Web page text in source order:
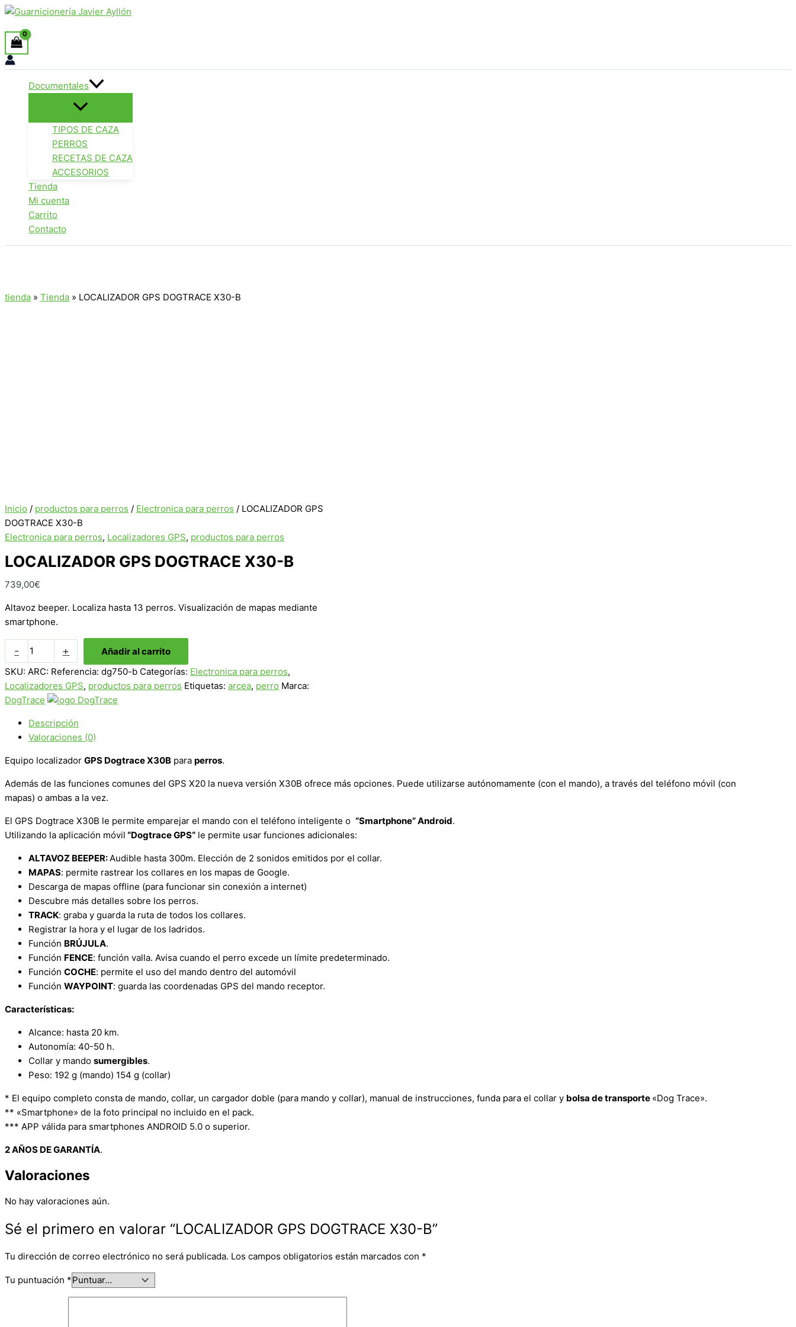
Ir
contenido
Documentales
TIPOS DE CAZA
PERROS
RECETAS DE CAZA
ACCESORIOS
Tienda
Mi cuenta
Carrito
Contacto
tienda » Tienda » LOCALIZADOR GPS DOGTRACE X30-B
Inicio / productos para perros / Electronica para perros / LOCALIZADOR GPS
DOGTRACE X30-B
Electronica para perros, Localizadores GPS, productos para perros
LOCALIZADOR GPS DOGTRACE X30-B
739,00€
Altavoz beeper. Localiza hasta 13 perros. Visualización de mapas mediante
smartphone.
-
LOCALIZADOR
GPS
DOGTRACE
X30-
B
+
Añadir al carrito
SKU: ARC: Referencia: dg750-b Categorías: Electronica para perros,
Localizadores GPS, productos para perros Etiquetas: arcea, perro Marca:
DogTrace
Descripción
Valoraciones (0)
Equipo localizador GPS Dogtrace X30B para perros.
Además de las funciones comunes del GPS X20 la nueva versión X30B ofrece más opciones. Puede utilizarse autónomamente (con el mando), a través del teléfono móvil (con
mapas) o ambas a la vez.
El GPS Dogtrace X30B le permite emparejar el mando con el teléfono inteligente o “Smartphone” Android.
Utilizando la aplicación móvil “Dogtrace GPS“ le permite usar funciones adicionales:
ALTAVOZ BEEPER:Audible hasta 300m. Elección de 2 sonidos emitidos por el collar.
MAPAS: permite rastrear los collares en los mapas de Google.
Descarga de mapas offline (para funcionar sin conexión a internet)
Descubre más detalles sobre los perros.
TRACK: graba y guarda la ruta de todos los collares.
Registrar la hora y el lugar de los ladridos.
Función BRÚJULA.
Función FENCE: función valla. Avisa cuando el perro excede un límite predeterminado.
Función COCHE: permite el uso del mando dentro del automóvil
Función WAYPOINT: guarda las coordenadas GPS del mando receptor.
Características:
Alcance: hasta 20 km.
Autonomía: 40-50 h.
Collar y mando sumergibles.
Peso: 192 g (mando) 154 g (collar)
* El equipo completo consta de mando, collar, un cargador doble (para mando y collar), manual de instrucciones, funda para el collar y bolsa de transporte «Dog Trace».
** «Smartphone» de la foto principal no incluido en el pack.
*** APP válida para smartphones ANDROID 5.0 o superior.
2 AÑOS DE GARANTÍA.
Valoraciones
No hay valoraciones aún.
Sé el primero en valorar “LOCALIZADOR GPS DOGTRACE X30-B”
Tu dirección de correo electrónico no será publicada. Los campos obligatorios están marcados con *
Tu puntuación *